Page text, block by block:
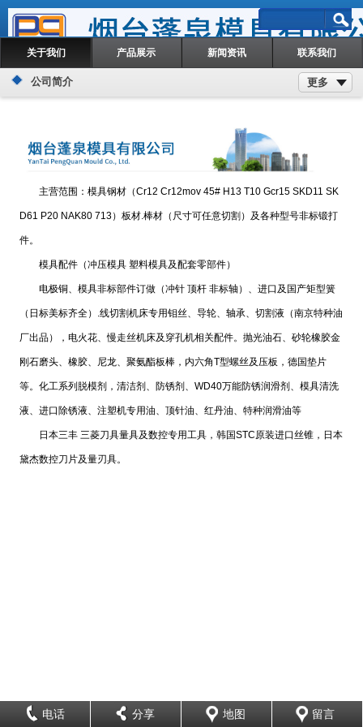
关于我们 产品展示 新闻资讯 联系我们
公司简介 更多
主营范围：模具钢材（Cr12 Cr12mov 45# H13 T10 Gcr15 SKD11 SK
D61 P20 NAK80 713）板材.棒材（尺寸可任意切割）及各种型号非标锻打
件。
模具配件（冲压模具 塑料模具及配套零部件）
电极铜、模具非标部件订做（冲针 顶杆 非标轴）、进口及国产矩型簧
（日标美标齐全）.线切割机床专用钼丝、导轮、轴承、切割液（南京特种油
厂出品），电火花、慢走丝机床及穿孔机相关配件。抛光油石、砂轮橡胶金
刚石磨头、橡胶、尼龙、聚氨酯板棒，内六角T型螺丝及压板，德国垫片
等。化工系列脱模剂，清洁剂、防锈剂、WD40万能防锈润滑剂、模具清洗
液、进口除锈液、注塑机专用油、顶针油、红丹油、特种润滑油等
日本三丰 三菱刀具量具及数控专用工具，韩国STC原装进口丝锥，日本
黛杰数控刀片及量刃具。
电话 分享 地图 留言